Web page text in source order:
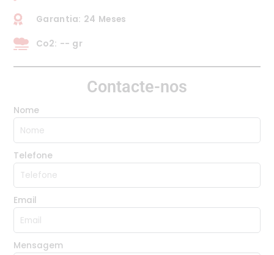
Garantia: 24 Meses
Co2: -- gr
Contacte-nos
Nome
Telefone
Email
Mensagem